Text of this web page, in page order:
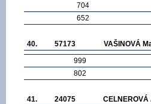
704
652
40. 57173 VAŠINOVÁ
999
802
41. 24075